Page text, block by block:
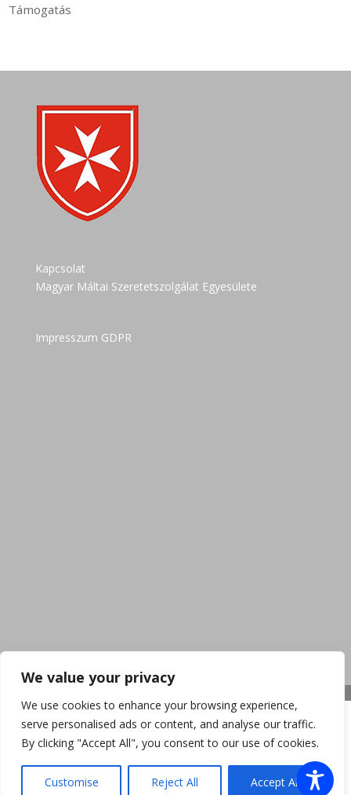
We value your privacy
We use cookies to enhance your browsing experience,
serve personalised ads or content, and analyse our traffic.
By clicking "Accept All", you consent to our use of cookies.
Customise Reject All Accept All
Támogatás
Kapcsolat
Magyar Máltai Szeretetszolgálat Egyesülete
Impresszum GDPR